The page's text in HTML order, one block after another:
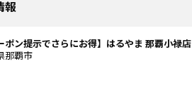
報
ポン提示でさらにお得】はるやま 那覇小禄店
那覇市